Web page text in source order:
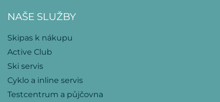
NAŠE SLUŽBY
Skipas k nákupu
Active Club
Ski servis
Cyklo a inline servis
Testcentrum a půjčovna